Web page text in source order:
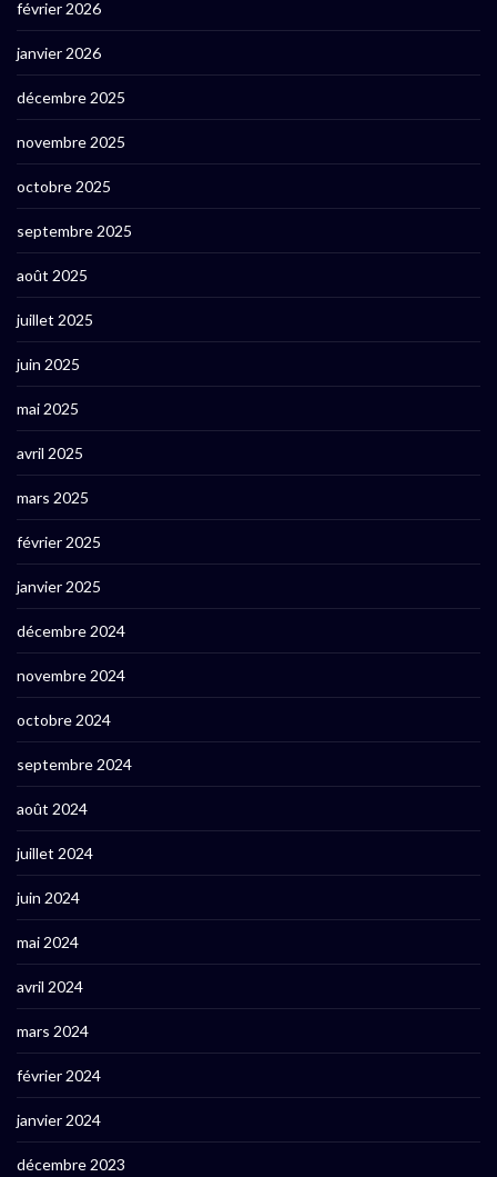
février 2026
janvier 2026
décembre 2025
novembre 2025
octobre 2025
septembre 2025
août 2025
juillet 2025
juin 2025
mai 2025
avril 2025
mars 2025
février 2025
janvier 2025
décembre 2024
novembre 2024
octobre 2024
septembre 2024
août 2024
juillet 2024
juin 2024
mai 2024
avril 2024
mars 2024
février 2024
janvier 2024
décembre 2023